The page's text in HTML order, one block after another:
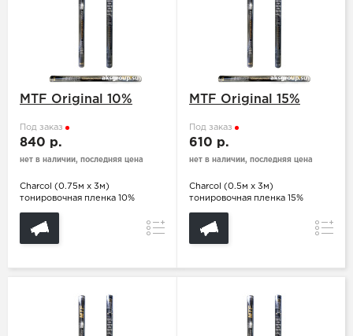
MTF Original 10%
Под заказ
840 р.
нет в наличии, последняя цена
Charcol (0.75м х 3м)
тонировочная пленка 10%
Сравнение
MTF Original 15%
Под заказ
610 р.
нет в наличии, последняя цена
Charcol (0.5м х 3м)
тонировочная пленка 15%